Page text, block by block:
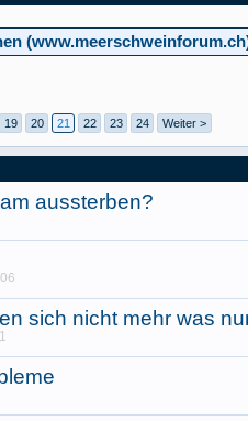
19 20 21 22 23 24 Weiter >
aussterben?
sich nicht mehr was